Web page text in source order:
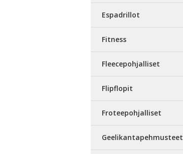
Espadrillot
Fitness
Fleecepohjalliset
Flipflopit
Froteepohjalliset
Geelikantapehmusteet